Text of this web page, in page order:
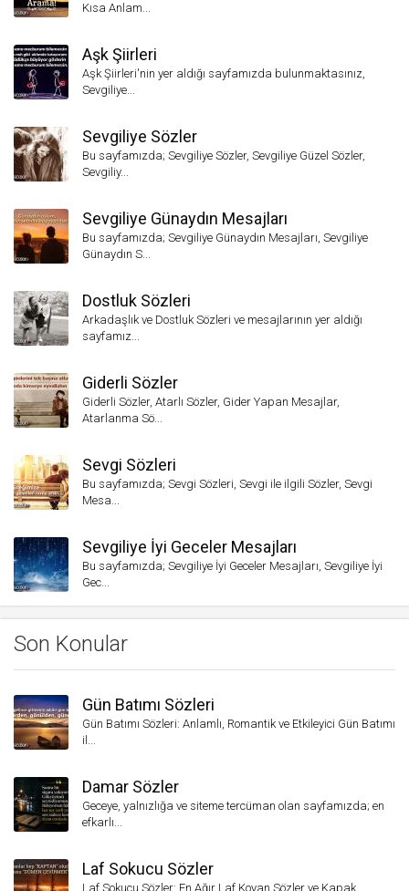
Kısa Anlam...
Aşk Şiirleri
Aşk Şiirleri'nin yer aldığı sayfamızda bulunmaktasınız,
Sevgiliye...
Sevgiliye Sözler
Bu sayfamızda; Sevgiliye Sözler, Sevgiliye Güzel Sözler,
Sevgiliy...
Sevgiliye Günaydın Mesajları
Bu sayfamızda; Sevgiliye Günaydın Mesajları, Sevgiliye
Günaydın S...
Dostluk Sözleri
Arkadaşlık ve Dostluk Sözleri ve mesajlarının yer aldığı
sayfamız...
Giderli Sözler
Giderli Sözler, Atarlı Sözler, Gider Yapan Mesajlar,
Atarlanma Sö...
Sevgi Sözleri
Bu sayfamızda; Sevgi Sözleri, Sevgi ile ilgili Sözler, Sevgi
Mesa...
Sevgiliye İyi Geceler Mesajları
Bu sayfamızda; Sevgiliye İyi Geceler Mesajları, Sevgiliye İyi
Gec...
Son Konular
Gün Batımı Sözleri
Gün Batımı Sözleri: Anlamlı, Romantik ve Etkileyici Gün Batımı
il...
Damar Sözler
Geceye, yalnızlığa ve siteme tercüman olan sayfamızda; en
efkarlı...
Laf Sokucu Sözler
Laf Sokucu Sözler: En Ağır Laf Koyan Sözler ve Kapak